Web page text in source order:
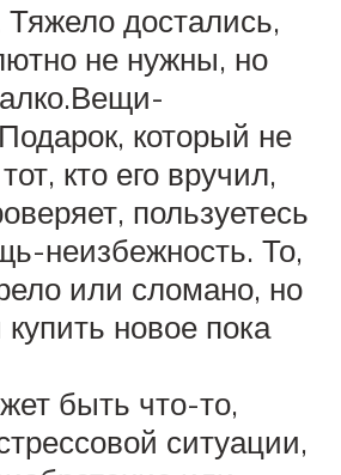
достались,
не нужны, но
который не
кто его вручил,
пользуетесь
неизбежность. То,
или сломано, но
новое пока
быть что-то,
ситуации,